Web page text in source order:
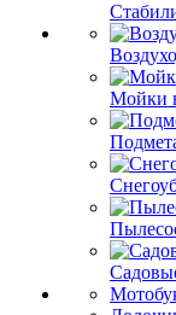
Мойки